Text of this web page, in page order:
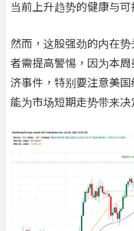
当前上升趋势的健康与可
然而，这股强劲的内在
者需提高警惕，因为本
济事件，特别要注意美
能为市场短期走势带来决